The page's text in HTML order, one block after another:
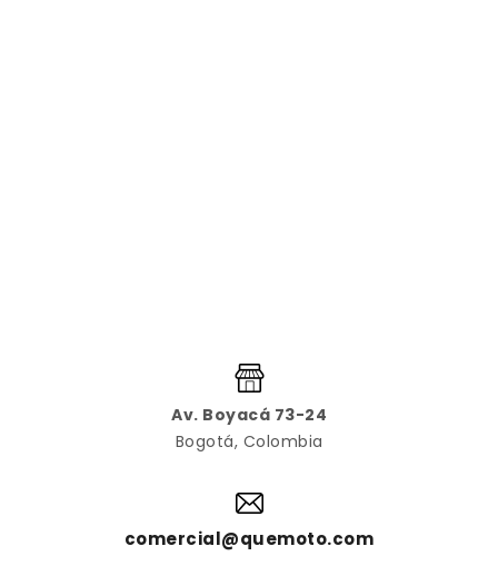
Av. Boyacá 73-24
Bogotá, Colombia
comercial@quemoto.com